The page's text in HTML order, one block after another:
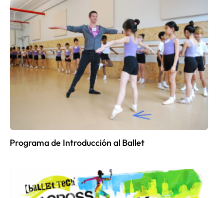
Programa de Introducción al Ballet